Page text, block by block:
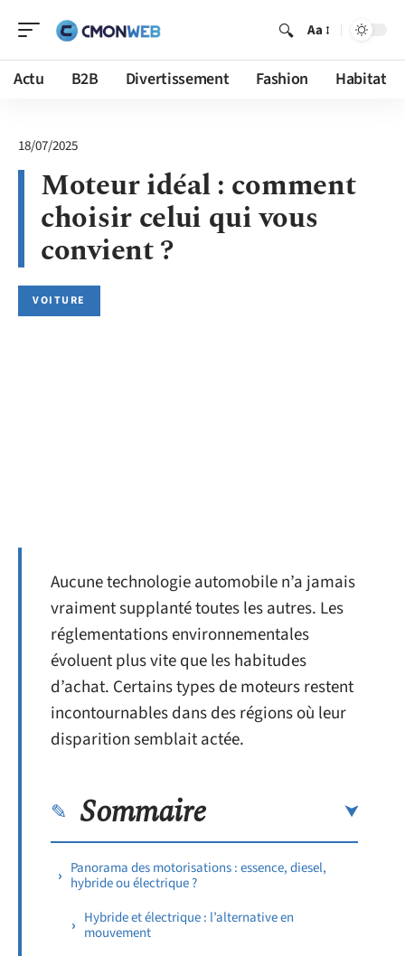
Aa
Actu B2B Divertissement Fashion Habitat
18/07/2025
Moteur idéal : comment
choisir celui qui vous
convient ?
VOITURE
Aucune technologie automobile n’a jamais
vraiment supplanté toutes les autres. Les
réglementations environnementales
évoluent plus vite que les habitudes
d’achat. Certains types de moteurs restent
incontournables dans des régions où leur
disparition semblait actée.
Sommaire
Panorama des motorisations : essence, diesel,
hybride ou électrique ?
Hybride et électrique : l’alternative en
mouvement